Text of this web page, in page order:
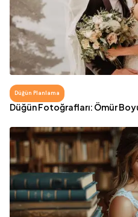
Düğün Planlama
Düğün Fotoğrafları: Ömür